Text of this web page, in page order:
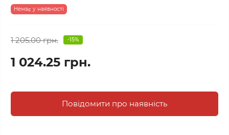
Немає у наявності
1 205.00 грн. -15%
1 024.25 грн.
Повідомити про наявність